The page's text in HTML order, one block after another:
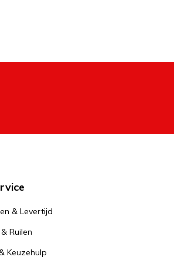
& Levertijd
Ruilen
Keuzehulp